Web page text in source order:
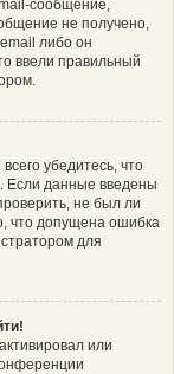
сообщение,
не получено,
либо он
ввели правильный
убедитесь, что
Если данные введены
не был ли
что допущена ошибка
для
или